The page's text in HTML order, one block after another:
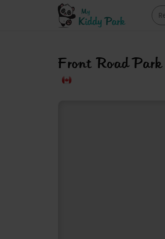
Front Road Park